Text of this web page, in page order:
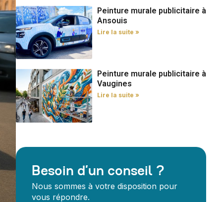
Peinture murale publicitaire à
Ansouis
Lire la suite »
Peinture murale publicitaire à
Vaugines
Lire la suite »
Besoin d’un conseil ?
Nous sommes à votre disposition pour
vous répondre.